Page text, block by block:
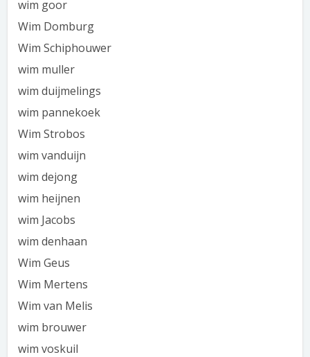
wim goor
Wim Domburg
Wim Schiphouwer
wim muller
wim duijmelings
wim pannekoek
Wim Strobos
wim vanduijn
wim dejong
wim heijnen
wim Jacobs
wim denhaan
Wim Geus
Wim Mertens
Wim van Melis
wim brouwer
wim voskuil